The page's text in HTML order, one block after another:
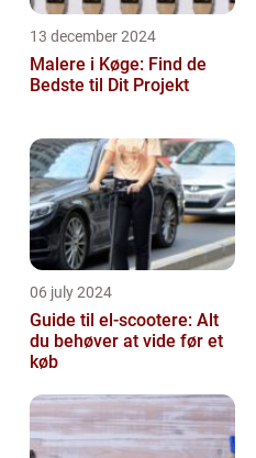
13 december 2024
Malere i Køge: Find de
Bedste til Dit Projekt
06 july 2024
Guide til el-scootere: Alt
du behøver at vide før et
køb